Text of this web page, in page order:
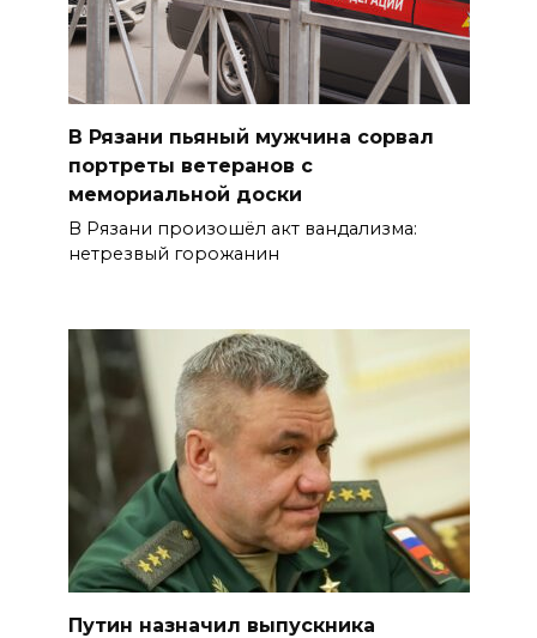
В Рязани пьяный мужчина сорвал
портреты ветеранов с
мемориальной доски
В Рязани произошёл акт вандализма:
нетрезвый горожанин
Путин назначил выпускника